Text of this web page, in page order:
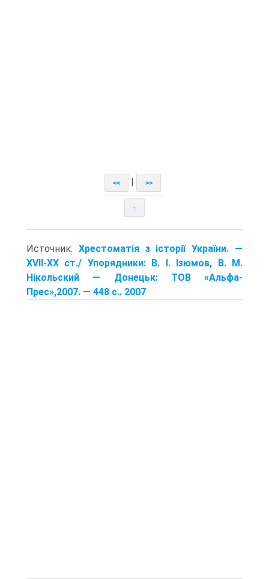
<< >>
↑
Источник: Хрестоматія з історії України. —
XVII-XX ст./ Упорядники: В. І. Ізюмов, В. М.
Нікольский — Донецьк: TOB «Альфа-
Прес»,2007. — 448 с.. 2007